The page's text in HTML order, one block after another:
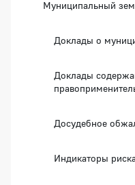
Муниципальный
Доклады о
Доклады
Досудебное
Индикаторы